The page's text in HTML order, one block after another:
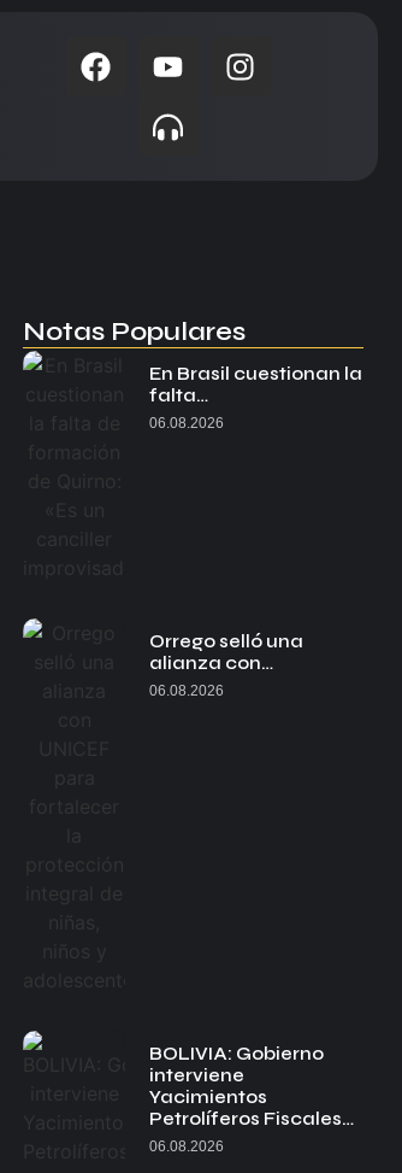
Notas Populares
En Brasil cuestionan la
falta…
06.08.2026
Orrego selló una
alianza con…
06.08.2026
BOLIVIA: Gobierno
interviene
Yacimientos
Petrolíferos Fiscales…
06.08.2026